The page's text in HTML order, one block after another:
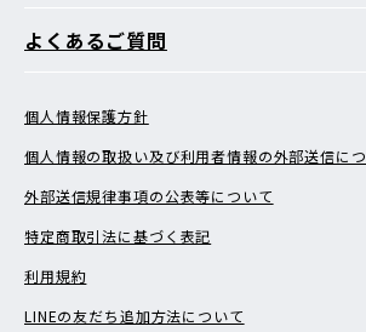
よくあるご質問
個人情報保護方針
個人情報の取扱い及び利用者情報の外部送信に
外部送信規律事項の公表等について
特定商取引法に基づく表記
利用規約
LINEの友だち追加方法について